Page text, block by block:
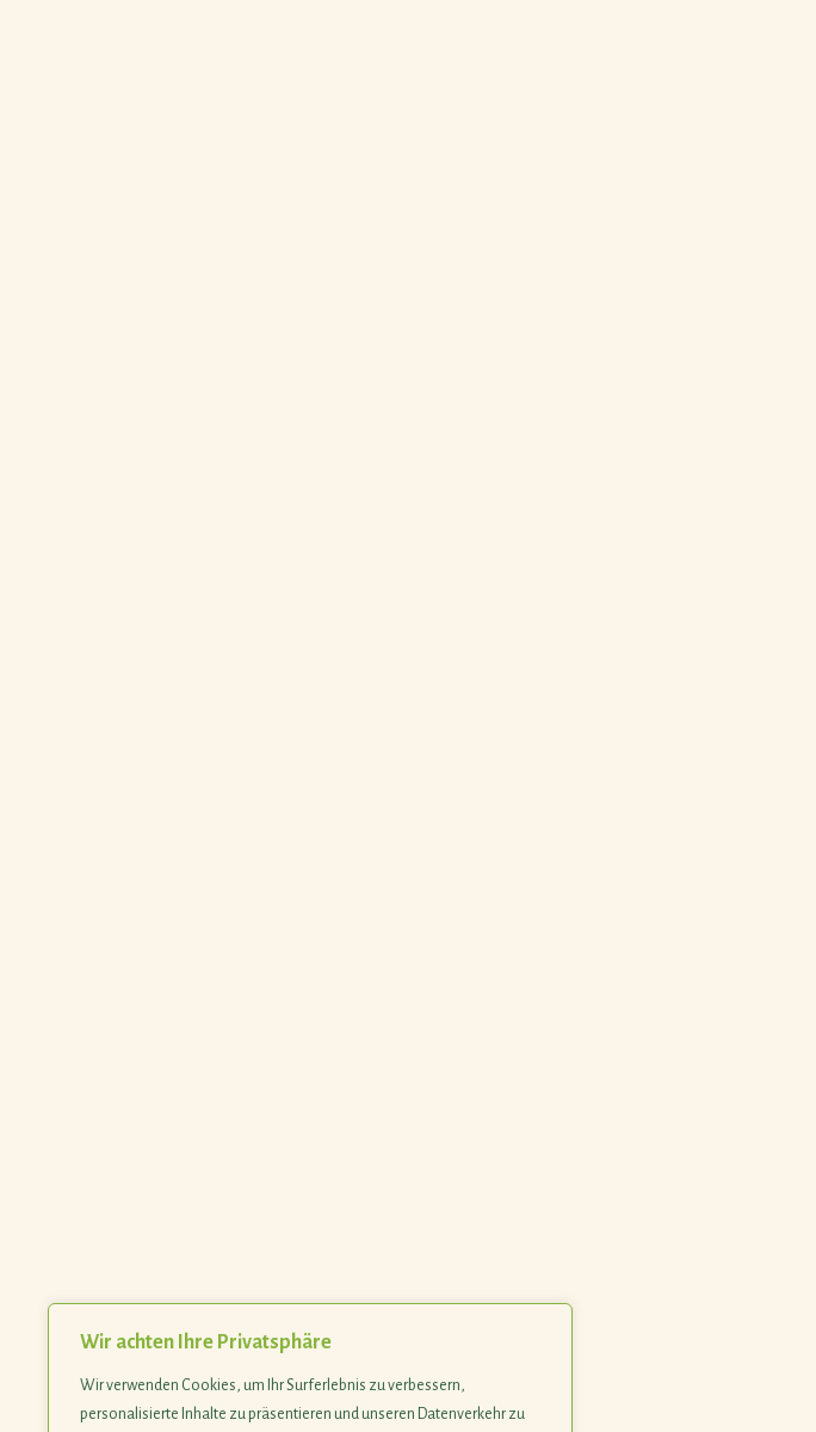
Wir achten Ihre Privatsphäre
Wir verwenden Cookies, um Ihr Surferlebnis zu verbessern,
personalisierte Inhalte zu präsentieren und unseren Datenverkehr zu